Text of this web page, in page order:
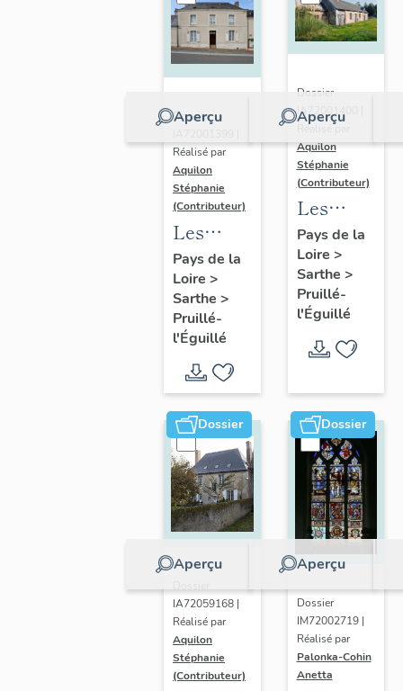
Aperçu
Dossier
Réalisé par
Aquilon
Stéphanie
(Contributeur)
Les
maisons
de la
commune
de
Pruillé-
l'Éguillé
Pays de la
Loire >
Sarthe >
Pruillé-
l'Éguillé
Aperçu
Dossier
IA72001400 |
Réalisé par
Aquilon
Stéphanie
(Contributeur)
Les
fermes
de la
commune
de
Pruillé-
l'Éguillé
Pays de la
Loire >
Sarthe >
Pruillé-
l'Éguillé
Dossier
Aperçu
IA72059168 |
Réalisé par
Aquilon
Stéphanie
(Contributeur)
Dossier
Aperçu
Dossier
IM72002719 |
Réalisé par
Palonka-Cohin
Anetta